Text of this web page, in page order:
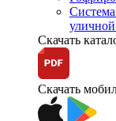
Скачать
Скачать